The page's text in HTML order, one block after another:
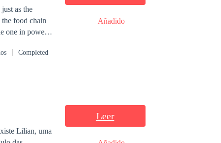
as the
Completed
Añadido
Lilian, uma
Leer